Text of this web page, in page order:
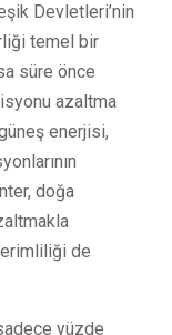
Devletleri’nin
temel bir
süre önce
azaltma
enerjisi,
doğa
de
yüzde